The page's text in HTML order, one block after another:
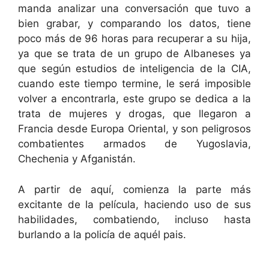
manda analizar una conversación que tuvo a
bien grabar, y comparando los datos, tiene
poco más de 96 horas para recuperar a su hija,
ya que se trata de un grupo de Albaneses ya
que según estudios de inteligencia de la CIA,
cuando este tiempo termine, le será imposible
volver a encontrarla, este grupo se dedica a la
trata de mujeres y drogas, que llegaron a
Francia desde Europa Oriental, y son peligrosos
combatientes armados de Yugoslavia,
Chechenia y Afganistán.
A partir de aquí, comienza la parte más
excitante de la película, haciendo uso de sus
habilidades, combatiendo, incluso hasta
burlando a la policía de aquél pais.